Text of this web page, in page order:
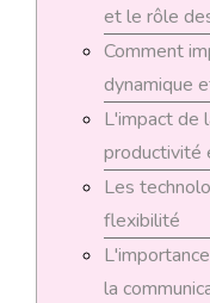
et le rôle
Comment
dynamique
L'impact de
productivité
Les
flexibilité
la